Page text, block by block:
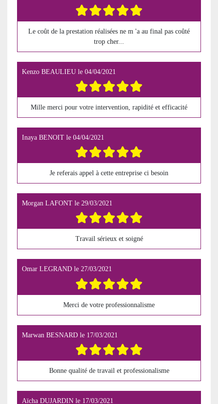
Le coût de la prestation réalisées ne m 'a au final pas coûté
trop cher...
Kenzo BEAULIEU le 04/04/2021
Mille merci pour votre intervention, rapidité et efficacité
Inaya BENOIT le 04/04/2021
Je referais appel à cette entreprise ci besoin
Morgan LAFONT le 29/03/2021
Travail sérieux et soigné
Omar LEGRAND le 27/03/2021
Merci de votre professionnalisme
Marwan BESNARD le 17/03/2021
Bonne qualité de travail et professionalisme
Aïcha DUJARDIN le 17/03/2021